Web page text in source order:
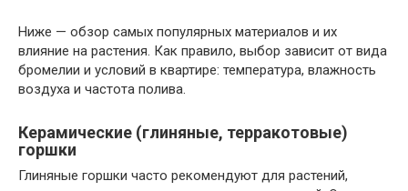
Ниже — обзор самых популярных материалов и их
влияние на растения. Как правило, выбор зависит от вида
бромелии и условий в квартире: температура, влажность
воздуха и частота полива.
Керамические (глиняные, терракотовые)
горшки
Глиняные горшки часто рекомендуют для растений,